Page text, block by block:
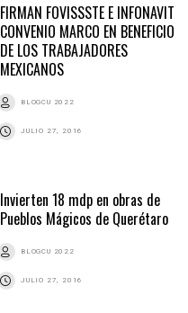
FIRMAN FOVISSSTE E INFONAVIT
CONVENIO MARCO EN BENEFICIO
DE LOS TRABAJADORES
MEXICANOS
BLOGCU 2022
JULIO 27, 2016
Invierten 18 mdp en obras de
Pueblos Mágicos de Querétaro
BLOGCU 2022
JULIO 27, 2016